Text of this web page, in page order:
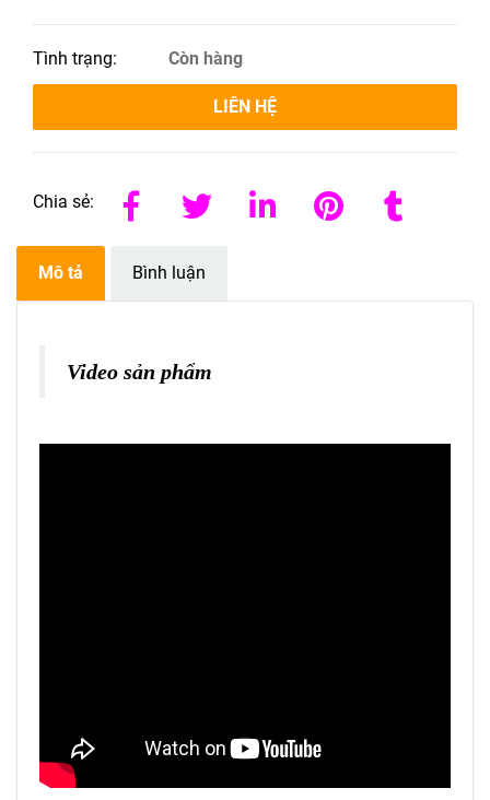
Tình trạng: Còn hàng
LIÊN HỆ
Chia sẻ:
Mô tả Bình luận
Video sản phẩm